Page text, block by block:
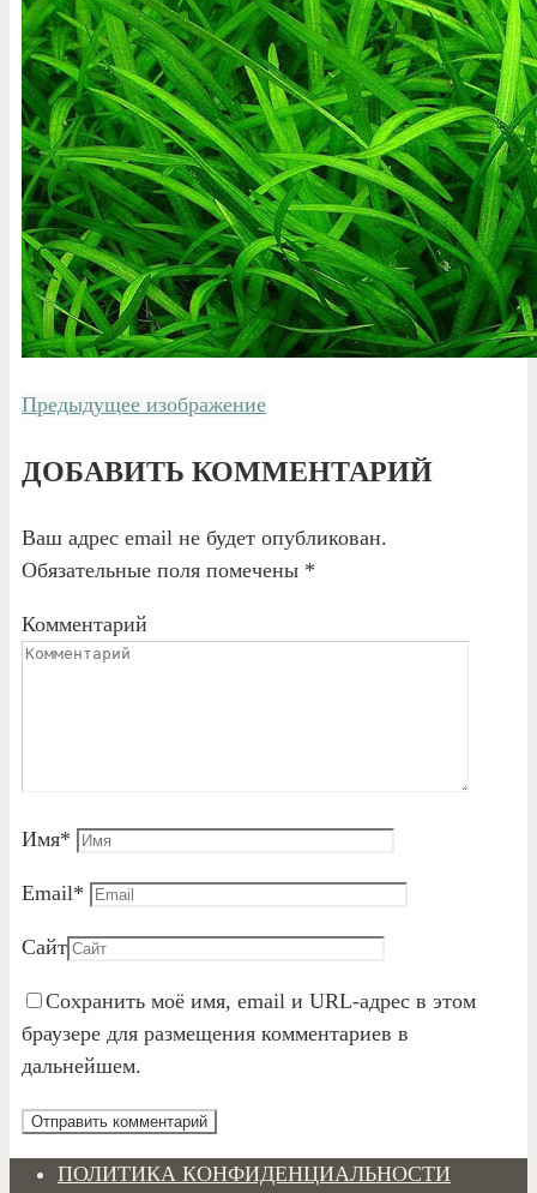
Предыдущее изображение
ДОБАВИТЬ КОММЕНТАРИЙ
Ваш адрес email не будет опубликован.
Обязательные поля помечены *
Комментарий
Имя*
Email*
Сайт
Сохранить моё имя, email и URL-адрес в этом
браузере для размещения комментариев в
дальнейшем.
ПОЛИТИКА КОНФИДЕНЦИАЛЬНОСТИ